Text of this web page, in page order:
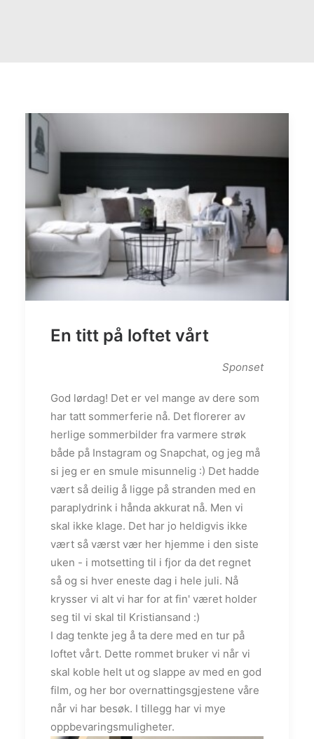
En titt på loftet vårt
Sponset
God lørdag! Det er vel mange av dere som
har tatt sommerferie nå. Det florerer av
herlige sommerbilder fra varmere strøk
både på Instagram og Snapchat, og jeg må
si jeg er en smule misunnelig :) Det hadde
vært så deilig å ligge på stranden med en
paraplydrink i hånda akkurat nå. Men vi
skal ikke klage. Det har jo heldigvis ikke
vært så værst vær her hjemme i den siste
uken - i motsetting til i fjor da det regnet
så og si hver eneste dag i hele juli. Nå
krysser vi alt vi har for at fin' været holder
seg til vi skal til Kristiansand :)
I dag tenkte jeg å ta dere med en tur på
loftet vårt. Dette rommet bruker vi når vi
skal koble helt ut og slappe av med en god
film, og her bor overnattingsgjestene våre
når vi har besøk. I tillegg har vi mye
oppbevaringsmuligheter.